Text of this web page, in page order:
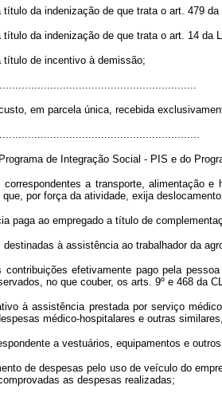
título da indenização de que trata o art. 479 da
título da indenização de que trata o art. 14 da
título de incentivo à demissão;
em parcela única, recebida
de Integração Social - PIS e do
a transporte, alimentação
por força da atividade, exija
paga ao empregado a título de
à assistência ao trabalhador da
contribuições efetivamente pago pela
no que couber, os arts. 9º e 468 da
à assistência prestada por serviço
médico-hospitalares e outras
a vestuários, equipamentos e
de despesas pelo uso de veículo do
as despesas realizadas;